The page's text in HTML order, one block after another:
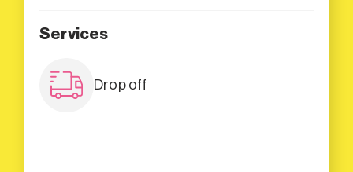
Services
Drop off